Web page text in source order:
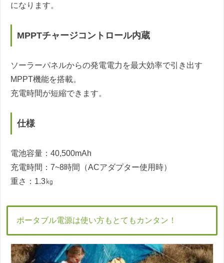
になります。
MPPTチャージコントロール内蔵
ソーラーパネルからの発電電力を最大効率で引き出す
MPPT機能を搭載。
充電時間が短縮できます。
仕様
電池容量：40,500mAh
充電時間：7~8時間（ACアダプター使用時）
重さ：1.3㎏
ポータブル電源は使い方もとてもカンタン！